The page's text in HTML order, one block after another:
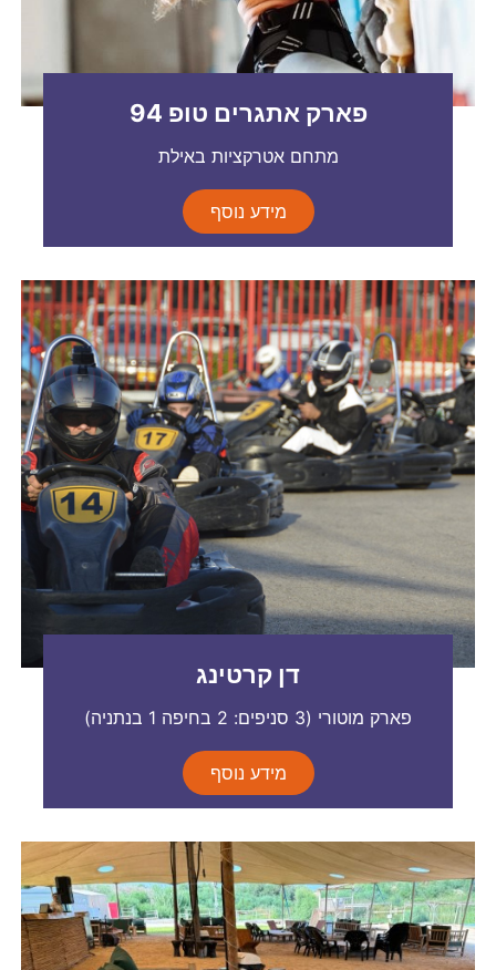
פארק אתגרים טופ 94
מתחם אטרקציות באילת
מידע נוסף
דן קרטינג
פארק מוטורי (3 סניפים: 2 בחיפה 1 בנתניה)
מידע נוסף